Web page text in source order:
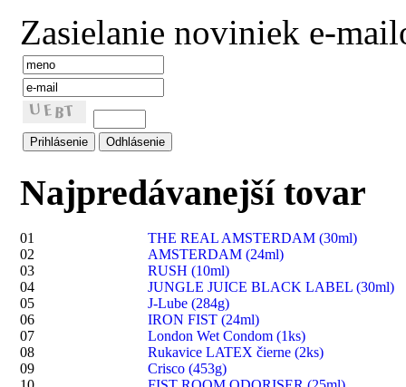
Zasielanie noviniek e-
Najpredávanejší tovar
01
THE REAL AMSTERDAM (30ml)
02
AMSTERDAM (24ml)
03
RUSH (10ml)
04
JUNGLE JUICE BLACK LABEL (30ml)
05
J-Lube (284g)
06
IRON FIST (24ml)
07
London Wet Condom (1ks)
08
Rukavice LATEX čierne (2ks)
09
Crisco (453g)